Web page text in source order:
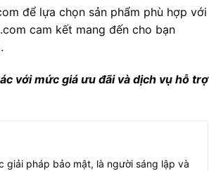
để lựa chọn sản phẩm phù hợp với
cam kết mang đến cho bạn
với mức giá ưu đãi và dịch vụ hỗ trợ
giải pháp bảo mật, là người sáng lập và